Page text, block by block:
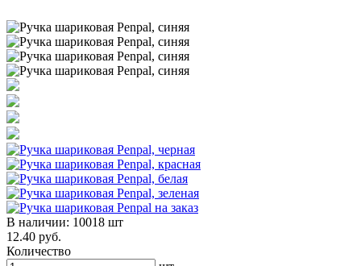
В наличии: 10018 шт
12.40 руб.
Количество